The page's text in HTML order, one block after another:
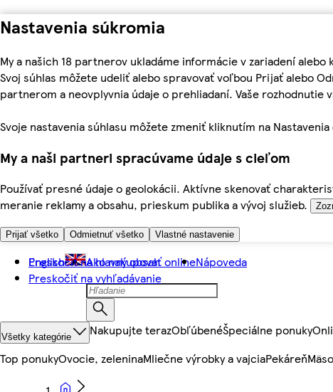
Nastavenia súkromia
My a našich 18 partnerov ukladáme informácie v zariadení
Svoj súhlas môžete udeliť alebo spravovať voľbou Prijať alebo
partnerom a neovplyvnia údaje o prehliadaní. Vaše rozhodnutie
Svoje nastavenia súhlasu môžete zmeniť kliknutím na
My a naši partneri spracúvame údaje s cieľom
Používať presné údaje o geolokácii. Aktívne skenovať
meranie reklamy a obsahu, prieskum publika a vývoj služieb.
Prijať všetko Odmietnuť všetko Vlastné nastavenie
Preskočiť na hlavný obsah
Preskočiť na vyhľadávanie
English Ako nakupovať onlineNápoveda
Všetky kategórie Nakupujte terazObľúbenéŠpeciálne ponuky
Top ponukyOvocie, zeleninaMliečne výrobky a vajciaPekáreň